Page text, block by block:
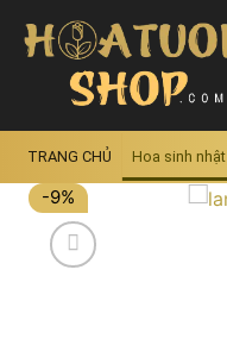
TRANG CHỦ Hoa sinh nhật
-9%